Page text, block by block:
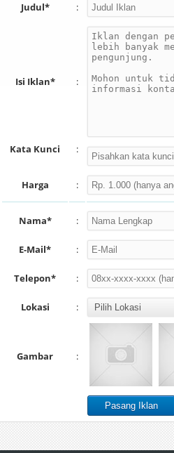
Judul* :
Isi Iklan* :
Kata Kunci :
Harga :
Nama* :
E-Mail* :
Telepon* :
Lokasi :
Gambar :